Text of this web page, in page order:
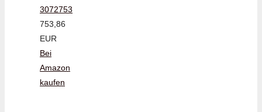
3072753
753,86
EUR
Bei
Amazon
kaufen